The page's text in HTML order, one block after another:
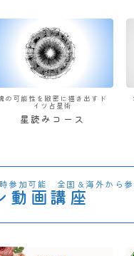
の可能性を緻密に描き出すド
イツ占星術
星読みコース
参加可能 全国＆海外から参
動画講座